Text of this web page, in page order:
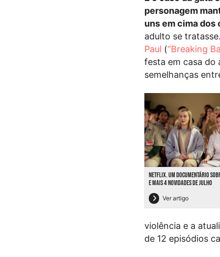
personagem
uns em cima dos
adulto se
Paul (“Breaking
festa em casa do
semelhanças
NETFLIX. UM DOCUMENTÁRIO
E MAIS 4 NOVIDADES DE JULHO
Ver artigo
violência e a
de 12 episódios